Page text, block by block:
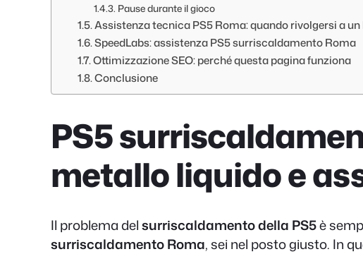
Pause durante il gioco
Assistenza tecnica PS5 Roma: quando rivolgersi a
SpeedLabs: assistenza PS5 surriscaldamento Roma
Ottimizzazione SEO: perché questa pagina funziona
Conclusione
PS5
metallo liquido e
Il problema delsurriscaldamento della PS5è
surriscaldamento Roma, sei nel posto giusto. In